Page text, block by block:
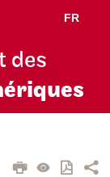
FR
des